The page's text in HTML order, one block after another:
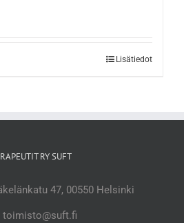
Lisätiedot
RY SUFT
47, 00550 Helsinki